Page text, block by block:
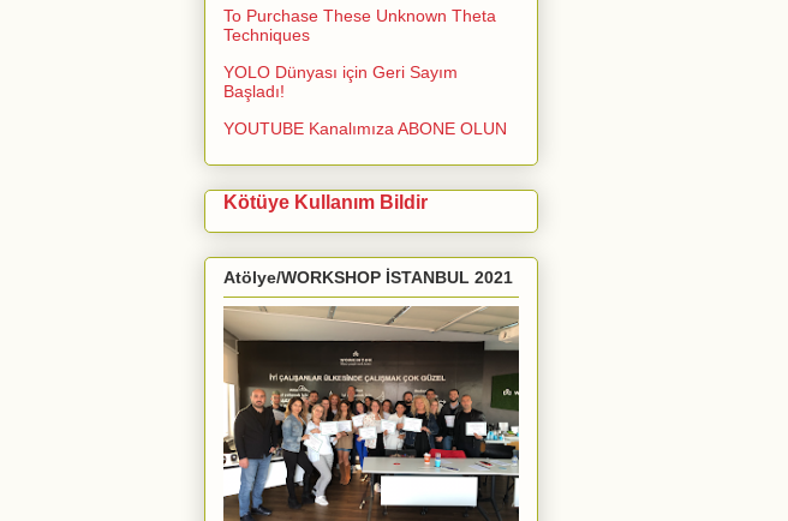
To Purchase These Unknown Theta
Techniques
YOLO Dünyası için Geri Sayım
Başladı!
YOUTUBE Kanalımıza ABONE OLUN
Kötüye Kullanım Bildir
Atölye/WORKSHOP İSTANBUL 2021